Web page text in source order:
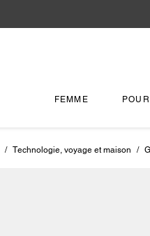
FEMME
/ Technologie, voyage et maison /